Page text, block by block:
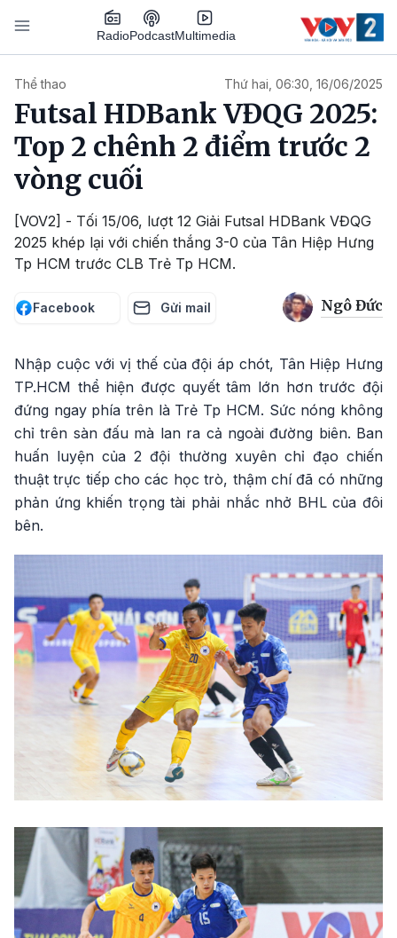
Nhảy đến nội dung
RadioPodcastMultimedia
Thể thao Thứ hai, 06:30, 16/06/2025
Futsal HDBank VĐQG 2025:
Top 2 chênh 2 điểm trước 2
vòng cuối
[VOV2] - Tối 15/06, lượt 12 Giải Futsal HDBank VĐQG
2025 khép lại với chiến thắng 3-0 của Tân Hiệp Hưng
Tp HCM trước CLB Trẻ Tp HCM.
Facebook Gửi mail Ngô Đức
Nhập cuộc với vị thế của đội áp chót, Tân Hiệp Hưng
TP.HCM thể hiện được quyết tâm lớn hơn trước đội
đứng ngay phía trên là Trẻ Tp HCM. Sức nóng không
chỉ trên sàn đấu mà lan ra cả ngoài đường biên. Ban
huấn luyện của 2 đội thường xuyên chỉ đạo chiến
thuật trực tiếp cho các học trò, thậm chí đã có những
phản ứng khiến trọng tài phải nhắc nhở BHL của đôi
bên.